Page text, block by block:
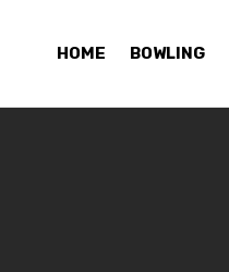
HOME BOWLING